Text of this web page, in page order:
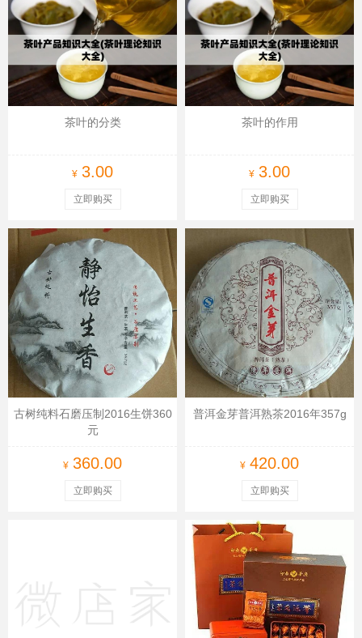
茶叶的分类
¥ 3.00
立即购买
茶叶的作用
¥ 3.00
立即购买
古树纯料石磨压制2016生饼360
元
¥ 360.00
立即购买
普洱金芽普洱熟茶2016年357g
¥ 420.00
立即购买